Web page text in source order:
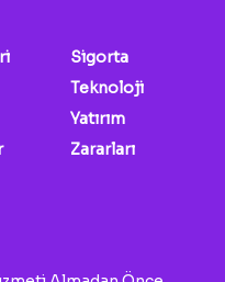
Sigorta
Teknoloji
Yatırım
Zararları